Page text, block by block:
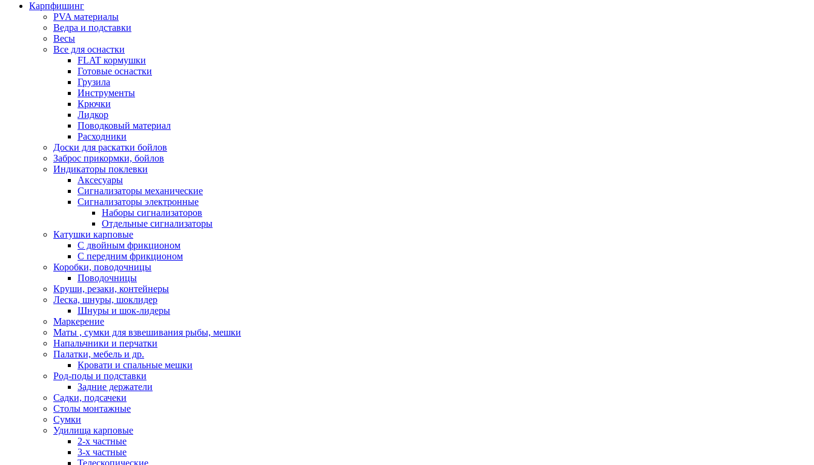
Карпфишинг
PVA материалы
Ведра и подставки
Весы
Все для оснастки
FLAT кормушки
Готовые оснастки
Грузила
Инструменты
Крючки
Лидкор
Поводковый материал
Расходники
Доски для раскатки бойлов
Заброс прикормки, бойлов
Индикаторы поклевки
Аксесуары
Сигнализаторы механические
Сигнализаторы электронные
Наборы сигнализаторов
Отдельные сигнализаторы
Катушки карповые
С двойным фрикционом
С передним фрикционом
Коробки, поводочницы
Поводочницы
Круши, резаки, контейнеры
Леска, шнуры, шоклидер
Шнуры и шок-лидеры
Маркерение
Маты , сумки для взвешивания рыбы, мешки
Напальчники и перчатки
Палатки, мебель и др.
Кровати и спальные мешки
Род-поды и подставки
Задние держатели
Садки, подсачеки
Столы монтажные
Сумки
Удилища карповые
2-х частные
3-х частные
Телескопические